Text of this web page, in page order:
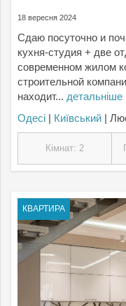
18 вересня 2024
Сдаю посуточно и
кухня-студия + две
современном жилом
строительной
находит...
Одесі | Київський |
Кімнат: 2
КВАРТИРА